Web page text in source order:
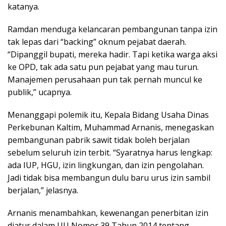
katanya.
Ramdan menduga kelancaran pembangunan tanpa izin
tak lepas dari “backing” oknum pejabat daerah.
“Dipanggil bupati, mereka hadir. Tapi ketika warga aksi
ke OPD, tak ada satu pun pejabat yang mau turun.
Manajemen perusahaan pun tak pernah muncul ke
publik,” ucapnya.
Menanggapi polemik itu, Kepala Bidang Usaha Dinas
Perkebunan Kaltim, Muhammad Arnanis, menegaskan
pembangunan pabrik sawit tidak boleh berjalan
sebelum seluruh izin terbit. “Syaratnya harus lengkap:
ada IUP, HGU, izin lingkungan, dan izin pengolahan.
Jadi tidak bisa membangun dulu baru urus izin sambil
berjalan,” jelasnya.
Arnanis menambahkan, kewenangan penerbitan izin